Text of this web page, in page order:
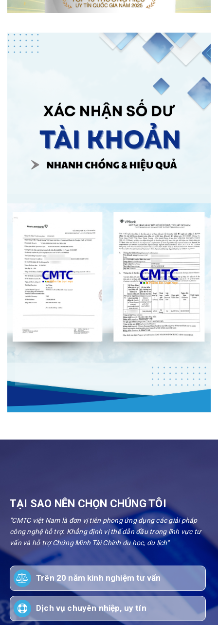
TẠI SAO NÊN CHỌN CHÚNG TÔI
"CMTC việt Nam là đơn vị tiên phong ứng dụng các giải pháp
công nghệ hỗ trợ. Khẳng định vị thế dẫn đầu trong lĩnh vực tư
vấn và hỗ trợ Chứng Minh Tài Chính du học, du lịch"
Trên 20 năm kinh nghiệm tư vấn
Dịch vụ chuyên nhiệp, uy tín